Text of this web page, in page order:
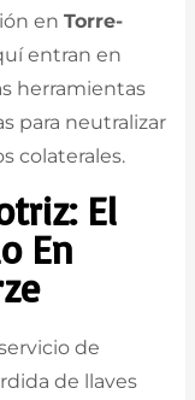
en Torre-
entran en
herramientas
para neutralizar
colaterales.
El
En
de
de llaves